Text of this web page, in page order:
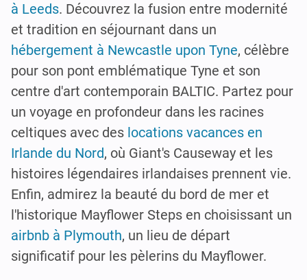
à Leeds. Découvrez la fusion entre modernité
et tradition en séjournant dans un
hébergement à Newcastle upon Tyne, célèbre
pour son pont emblématique Tyne et son
centre d'art contemporain BALTIC. Partez pour
un voyage en profondeur dans les racines
celtiques avec des locations vacances en
Irlande du Nord, où Giant's Causeway et les
histoires légendaires irlandaises prennent vie.
Enfin, admirez la beauté du bord de mer et
l'historique Mayflower Steps en choisissant un
airbnb à Plymouth, un lieu de départ
significatif pour les pèlerins du Mayflower.